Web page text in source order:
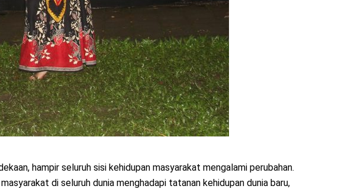
hampir seluruh sisi kehidupan masyarakat mengalami perubahan.
di seluruh dunia menghadapi tatanan kehidupan dunia baru,